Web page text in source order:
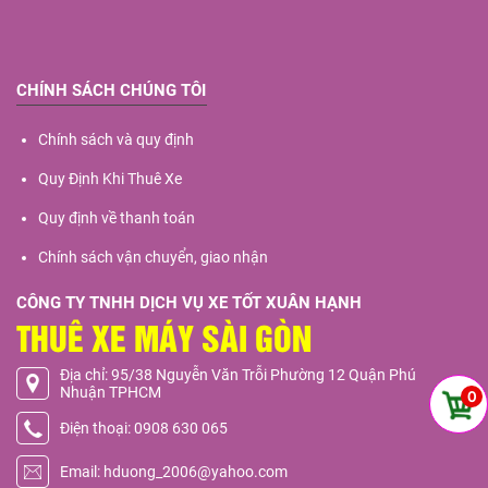
CHÍNH SÁCH CHÚNG TÔI
Chính sách và quy định
Quy Định Khi Thuê Xe
Quy định về thanh toán
Chính sách vận chuyển, giao nhận
CÔNG TY TNHH DỊCH VỤ XE TỐT XUÂN HẠNH
THUÊ XE MÁY SÀI GÒN
Địa chỉ: 95/38 Nguyễn Văn Trỗi Phường 12 Quận Phú
Nhuận TPHCM
Điện thoại: 0908 630 065
Email: hduong_2006@yahoo.com
0